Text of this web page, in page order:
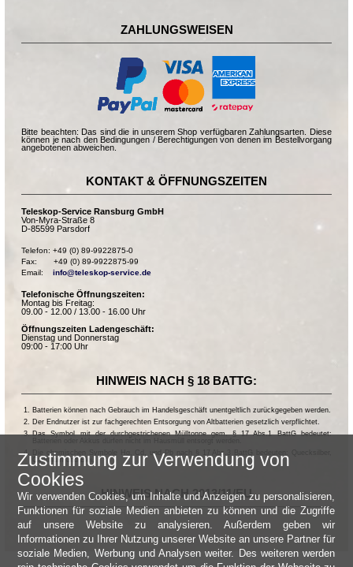
ZAHLUNGSWEISEN
Bitte beachten: Das sind die in unserem Shop verfügbaren Zahlungsarten. Diese
können je nach den Bedingungen / Berechtigungen von denen im Bestellvorgang
angebotenen abweichen.
KONTAKT & ÖFFNUNGSZEITEN
Teleskop-Service Ransburg GmbH
Von-Myra-Straße 8
D-85599 Parsdorf
Telefon: +49 (0) 89-9922875-0
Fax:       +49 (0) 89-9922875-99
Email: info@teleskop-service.de
Telefonische Öffnungszeiten:
Montag bis Freitag:
09.00 - 12.00 / 13.00 - 16.00 Uhr
Öffnungszeiten Ladengeschäft:
Dienstag und Donnerstag
09:00 - 17:00 Uhr
HINWEIS NACH § 18 BATTG:
Batterien können nach Gebrauch im Handelsgeschäft unentgeltlich zurückgegeben werden.
Der Endnutzer ist zur fachgerechten Entsorgung von Altbatterien gesetzlich verpflichtet.
Das Symbol mit der durchgestrichenen Mülltonne gem. § 17 Abs.1 BattG bedeutet:
Die chemischen Symbole Hg, Cd, und Pb nach § 17 Abs.3 BattG bedeuten: Quecksilber,
Cadmium und Blei.
HINWEIS NACH 2013/11/EU
Zustimmung zur Verwendung von
Cookies
Wir verwenden Cookies, um Inhalte und Anzeigen zu personalisieren,
Funktionen für soziale Medien anbieten zu können und die Zugriffe
auf unsere Website zu analysieren. Außerdem geben wir
Informationen zu Ihrer Nutzung unserer Website an unsere Partner für
soziale Medien, Werbung und Analysen weiter. Des weiteren werden